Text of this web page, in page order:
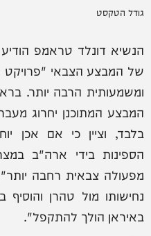
גודל הטקסט
הנשיא דונלד טראמפ
של המבצע הצבאי
ומשמעותית הרבה יותר.
המבצע המתוכנן יחרוג
בלבד, וציין כי אם אכן
הספינות בידי ארה"ב
מפעולה צבאית רחבה
נחישותו מול טהרן
באיראן הולך להתקפל".